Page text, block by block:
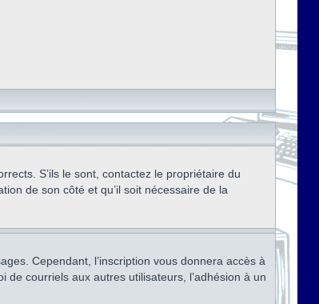
S’ils le sont, contactez le propriétaire du
de son côté et qu’il soit nécessaire de la
Cependant, l’inscription vous donnera accès à
courriels aux autres utilisateurs, l’adhésion à un